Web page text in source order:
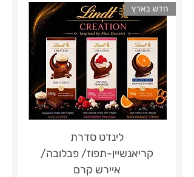
חדש בארץ
לינדט סדרת
קריאנשיין-תפוז/ פבלובה/
איירש קרם